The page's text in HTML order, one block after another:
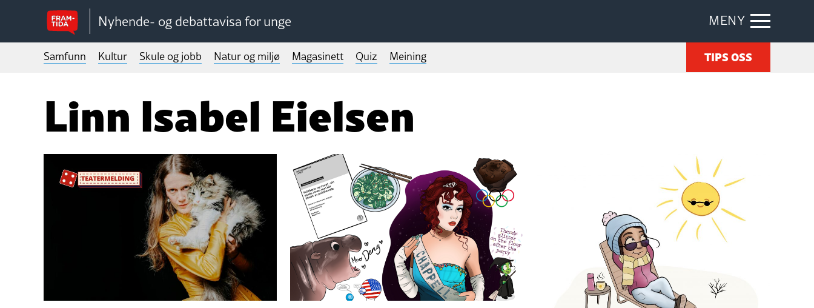
Nyhende- og debattavisa for unge MENY
Samfunn Kultur Skule og jobb Natur og miljø Magasinett Quiz Meining TIPS OSS
Linn Isabel Eielsen